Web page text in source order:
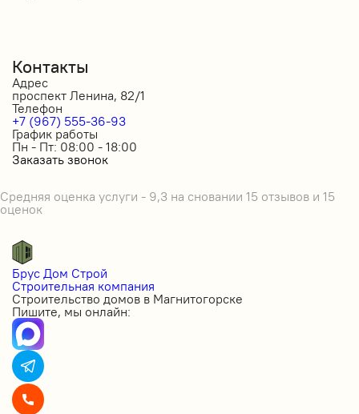
Контакты
Адрес
проспект Ленина, 82/1
Телефон
+7 (967) 555-36-93
График работы
Пн - Пт: 08:00 - 18:00
Заказать звонок
Средняя оценка услуги - 9,3 на сновании 15 отзывов и 15
оценок
Брус Дом Строй
Строительная компания
Строительство домов в Магнитогорске
Пишите, мы онлайн: